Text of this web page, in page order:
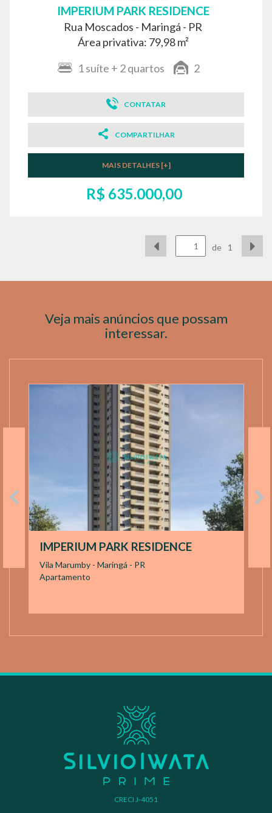
IMPERIUM PARK RESIDENCE
Rua Moscados - Maringá - PR
Área privativa: 79,98 m²
1 suíte + 2quartos 2
CONTATAR
COMPARTILHAR
MAIS DETALHES [+]
R$ 635.000,00
de 1
Veja mais anúncios que possam
interessar.
IMPERIUM PARK RESIDENCE
Vila Marumby - Maringá - PR
Apartamento
CRECI J-4051